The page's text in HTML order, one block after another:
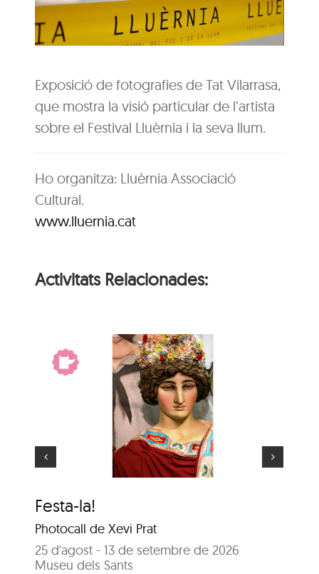
Exposició de fotografies de Tat Vilarrasa,
que mostra la visió particular de l’artista
sobre el Festival Lluèrnia i la seva llum.
Ho organitza: Lluèrnia Associació
Cultural.
www.lluernia.cat
Activitats Relacionades:
Festa-la!
Photocall de Xevi Prat
25 d'agost - 13 de setembre de 2026
Museu dels Sants
El gegant més gran